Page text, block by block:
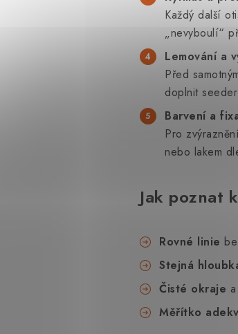
Každý další
„nevyboulí“
Lemování a
Před
doplnit
Barvení a
Pro
nebo lakem
Jak poznat
Rovné linie
Stejná
Čisté okraje
Měřítko